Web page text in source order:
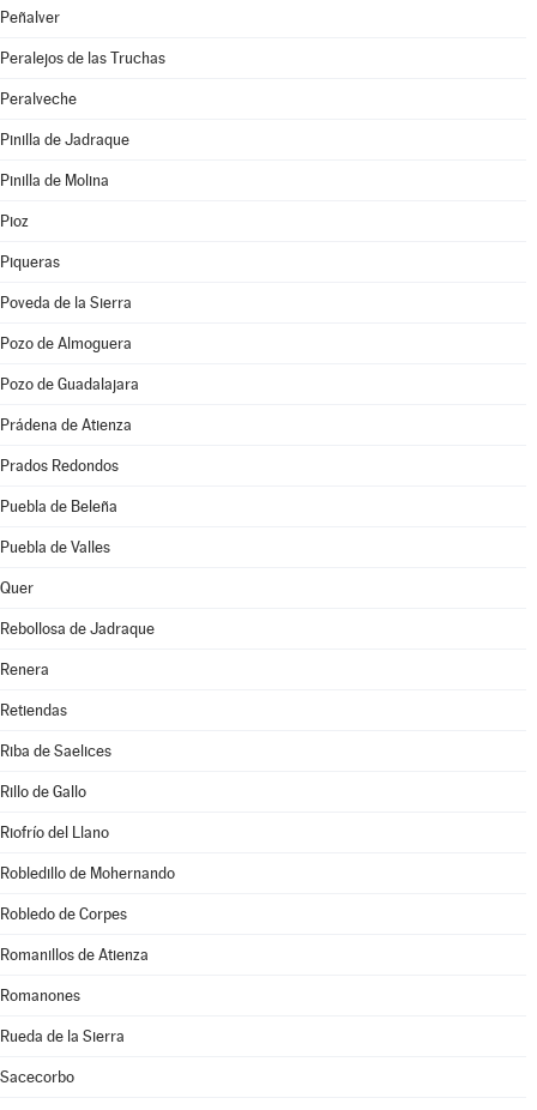
Peñalver
Peralejos de las Truchas
Peralveche
Pinilla de Jadraque
Pinilla de Molina
Pioz
Piqueras
Poveda de la Sierra
Pozo de Almoguera
Pozo de Guadalajara
Prádena de Atienza
Prados Redondos
Puebla de Beleña
Puebla de Valles
Quer
Rebollosa de Jadraque
Renera
Retiendas
Riba de Saelices
Rillo de Gallo
Riofrío del Llano
Robledillo de Mohernando
Robledo de Corpes
Romanillos de Atienza
Romanones
Rueda de la Sierra
Sacecorbo